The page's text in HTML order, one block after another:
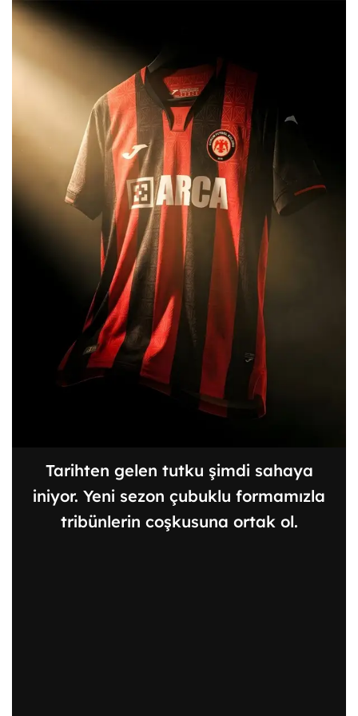
Tarihten gelen tutku şimdi sahaya
iniyor. Yeni sezon çubuklu formamızla
tribünlerin coşkusuna ortak ol.